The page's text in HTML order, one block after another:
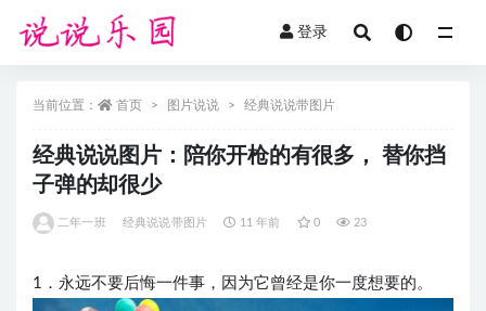
登录
当前位置： 首页 图片说说 经典说说带图片
经典说说图片：陪你开枪的有很多， 替你挡
子弹的却很少
二年一班 经典说说带图片 11 年前 0 23
1．永远不要后悔一件事，因为它曾经是你一度想要的。